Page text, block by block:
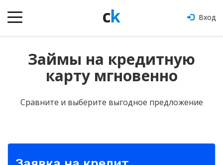
Вход
Займы на кредитную
карту мгновенно
Сравните и выберите выгодное предложение